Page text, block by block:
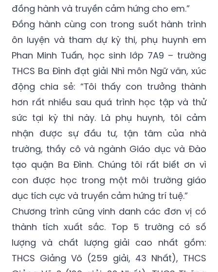
đồng hành và truyền cảm hứng cho em.”
Đồng hành cùng con trong suốt hành trình
ôn luyện và tham dự kỳ thi, phụ huynh em
Phan Minh Tuấn, học sinh lớp 7A9 – trường
THCS Ba Đình đạt giải Nhì môn Ngữ văn, xúc
động chia sẻ: “Tôi thấy con trưởng thành
hơn rất nhiều sau quá trình học tập và thử
sức tại kỳ thi này. Là phụ huynh, tôi cảm
nhận được sự đầu tư, tận tâm của nhà
trường, thầy cô và ngành Giáo dục và Đào
tạo quận Ba Đình. Chúng tôi rất biết ơn vì
con được học trong một môi trường giáo
dục tích cực và truyền cảm hứng trí tuệ.”
Chương trình cũng vinh danh các đơn vị có
thành tích xuất sắc. Top 5 trường có số
lượng và chất lượng giải cao nhất gồm:
THCS Giảng Võ (259 giải, 43 Nhất), THCS